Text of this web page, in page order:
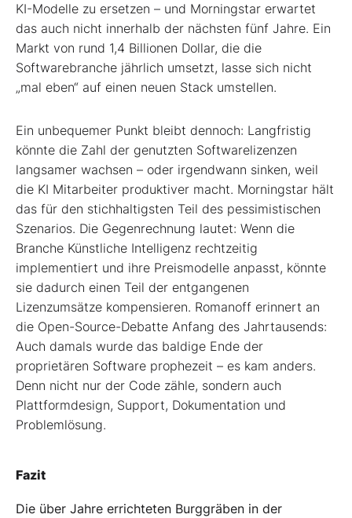
KI-Modelle zu ersetzen – und Morningstar erwartet
das auch nicht innerhalb der nächsten fünf Jahre. Ein
Markt von rund 1,4 Billionen Dollar, die die
Softwarebranche jährlich umsetzt, lasse sich nicht
„mal eben“ auf einen neuen Stack umstellen.
Ein unbequemer Punkt bleibt dennoch: Langfristig
könnte die Zahl der genutzten Softwarelizenzen
langsamer wachsen – oder irgendwann sinken, weil
die KI Mitarbeiter produktiver macht. Morningstar hält
das für den stichhaltigsten Teil des pessimistischen
Szenarios. Die Gegenrechnung lautet: Wenn die
Branche Künstliche Intelligenz rechtzeitig
implementiert und ihre Preismodelle anpasst, könnte
sie dadurch einen Teil der entgangenen
Lizenzumsätze kompensieren. Romanoff erinnert an
die Open-Source-Debatte Anfang des Jahrtausends:
Auch damals wurde das baldige Ende der
proprietären Software prophezeit – es kam anders.
Denn nicht nur der Code zähle, sondern auch
Plattformdesign, Support, Dokumentation und
Problemlösung.
Fazit
Die über Jahre errichteten Burggräben in der